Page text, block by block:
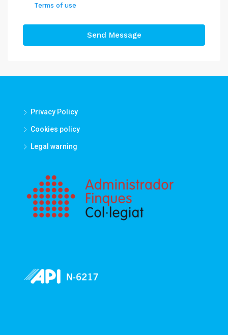
Terms of use
Send Message
Privacy Policy
Cookies policy
Legal warning